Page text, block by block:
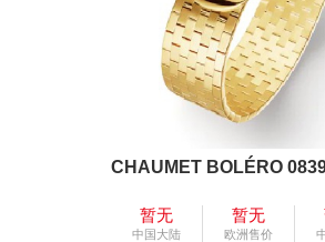
CHAUMET BOLÉRO
暂无
中国大陆
暂无
欧洲售价